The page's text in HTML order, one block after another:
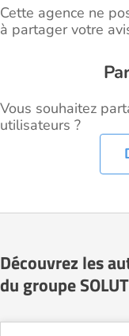
Cette agence ne
à partager votre
Vous souhaitez
utilisateurs ?
Découvrez les
du groupe